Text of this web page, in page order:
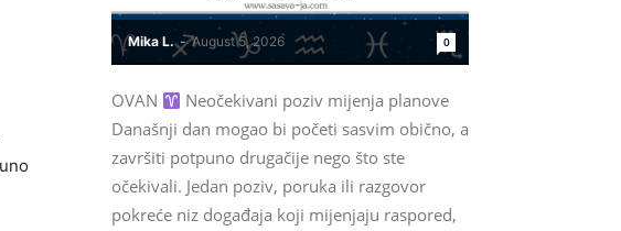
Mika L. - August 5, 2026 0
OVAN
Neočekivani poziv mijenja planove
Današnji dan mogao bi početi sasvim obično, a
završiti potpuno drugačije nego što ste
očekivali. Jedan poziv, poruka ili razgovor
pokreće niz događaja koji mijenjaju raspored,